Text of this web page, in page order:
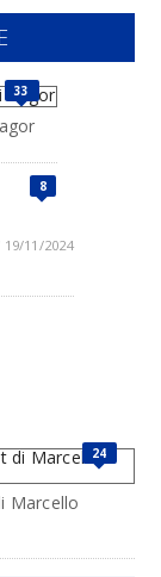
33
8
19/11/2024
24
Marcello